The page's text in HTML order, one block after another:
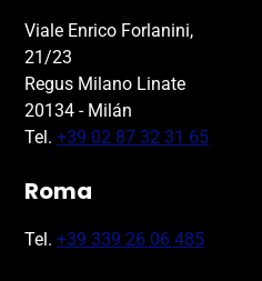
Viale Enrico Forlanini,
21/23
Regus Milano Linate
20134 - Milán
Tel. +39 02 87 32 31 65
Roma
Tel. +39 339 26 06 485